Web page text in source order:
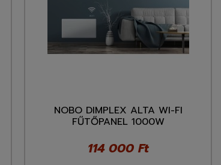
NOBO DIMPLEX ALTA WI-FI
FŰTŐPANEL 1000W
114 000 Ft